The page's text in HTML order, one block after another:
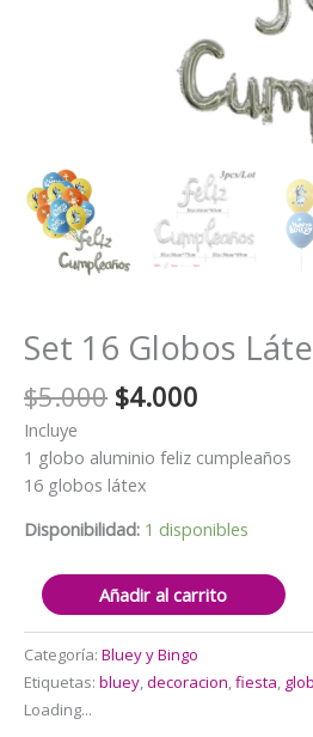
Set 16 Globos
$5.000 El
original
era:
$4.000
actual
es:
Incluye
1 globo aluminio feliz cumpleaños
16 globos látex
Disponibilidad: 1 disponibles
Set
Globos
Látex
Bluey
cantidad
Añadir al carrito
Categoría: Bluey y Bingo
Etiquetas: bluey,decoracion,fiesta,
Loading...